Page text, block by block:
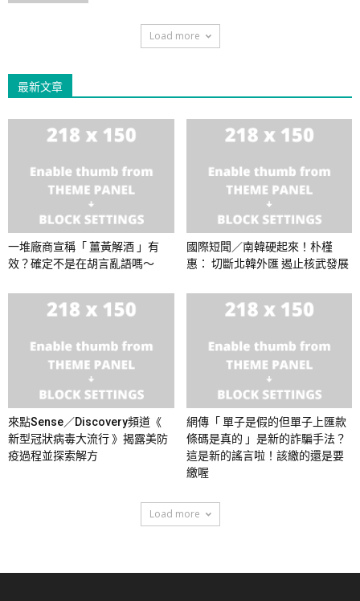
Load more
最新文章
一堆廠商宣稱「 薑黃解酒 」有
效？確定不是在胡言亂語嗎～
國際短聞／南韓硬起來！朴槿
惠： 切斷北韓外匯 遏止核武發展
來點Sense／Discovery頻道《
新型冠狀病毒大流行 》揭露美防
疫過程並探索解方
網傳「 單子是假的但單子上匯款
條碼是真的 」是新的詐騙手法？
這是新的謠言啦！該繳的還是要
繳喔
Load more